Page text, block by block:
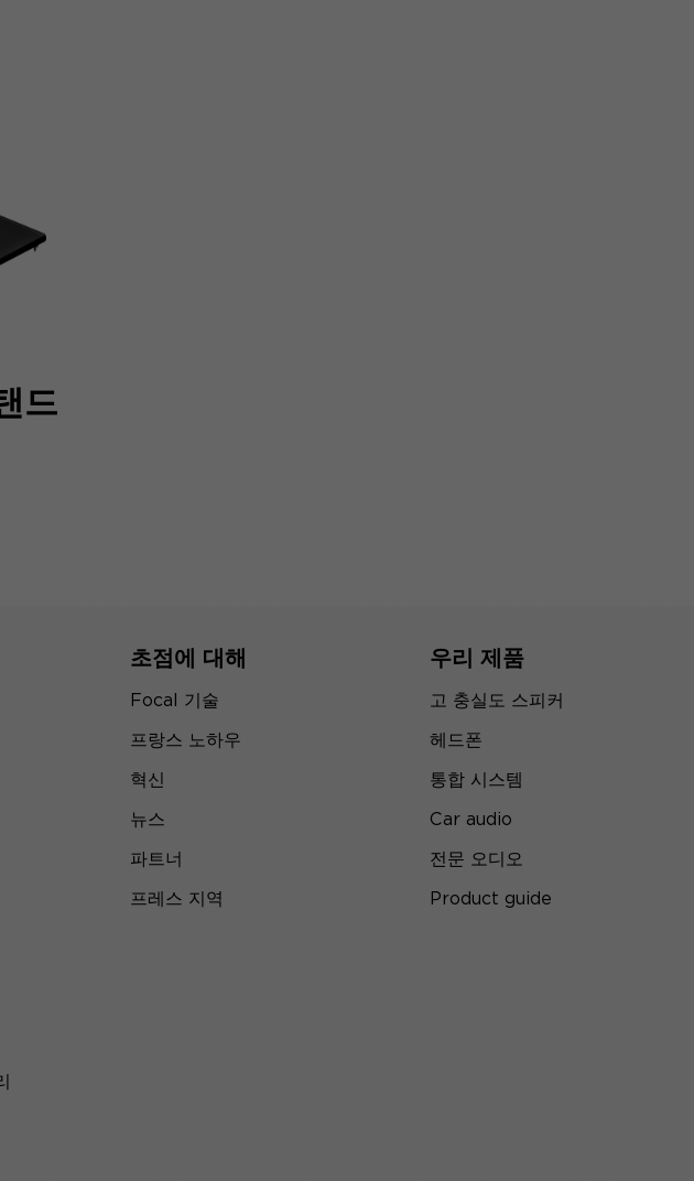
드
초점에 대해
Focal 기술
프랑스 노하우
혁신
뉴스
파트너
프레스 지역
우리 제품
고 충실도 스피커
헤드폰
통합 시스템
Car audio
전문 오디오
Product guide